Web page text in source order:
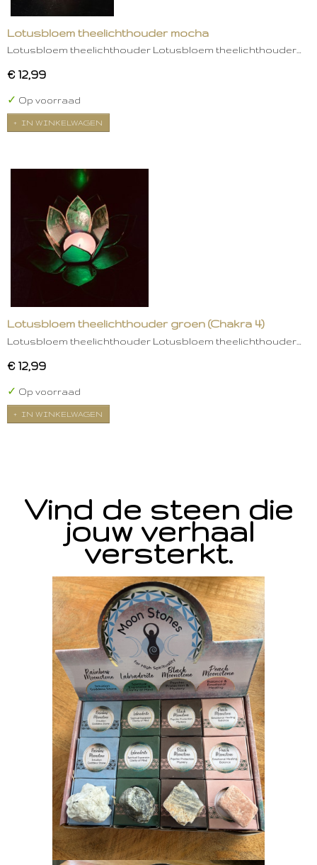
Lotusbloem theelichthouder mocha
Lotusbloem theelichthouder Lotusbloem theelichthouder…
€ 12,99
✓ Op voorraad
IN WINKELWAGEN
Lotusbloem theelichthouder groen (Chakra 4)
Lotusbloem theelichthouder Lotusbloem theelichthouder…
€ 12,99
✓ Op voorraad
IN WINKELWAGEN
Vind de steen die
jouw verhaal
versterkt.